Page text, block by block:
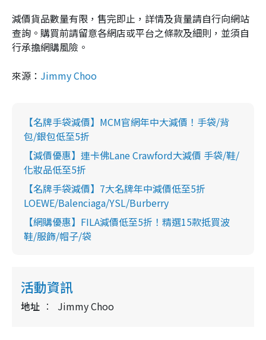
減價貨品數量有限，售完即止，詳情及貨量請自行向網站
查詢。購買前請留意各網店或平台之條款及細則，並須自
行承擔網購風險。
來源： Jimmy Choo
【名牌手袋減價】MCM官網年中大減價！手袋/背
包/銀包低至5折
【減價優惠】連卡佛Lane Crawford大減價 手袋/鞋/
化妝品低至5折
【名牌手袋減價】7大名牌年中減價低至5折
LOEWE/Balenciaga/YSL/Burberry
【網購優惠】FILA減價低至5折！精選15款抵買波
鞋/服飾/帽子/袋
活動資訊
地址 Jimmy Choo